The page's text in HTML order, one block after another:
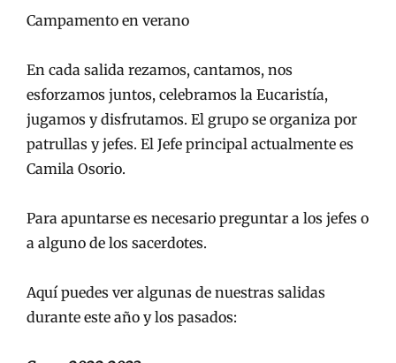
Campamento en verano
En cada salida rezamos, cantamos, nos
esforzamos juntos, celebramos la Eucaristía,
jugamos y disfrutamos. El grupo se organiza por
patrullas y jefes. El Jefe principal actualmente es
Camila Osorio.
Para apuntarse es necesario preguntar a los jefes o
a alguno de los sacerdotes.
Aquí puedes ver algunas de nuestras salidas
durante este año y los pasados: